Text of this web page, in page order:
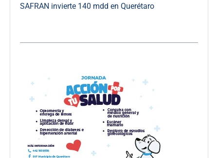
SAFRAN invierte 140 mdd en Querétaro